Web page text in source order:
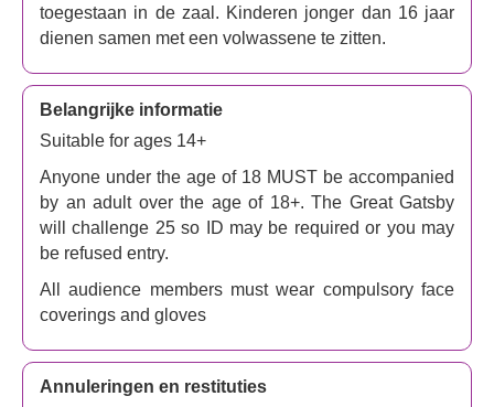
Over De Grote Gatsby
Luhrmann met Leonardo DiCaprio in de hoofdrol als
Gatsby, een enorm populaire immersieve productie in
een gloednieuwe bewerking op de planning voor het
American Repertory Theater, gecreëerd door zangeres
Florence Welch.
De show beleefde zijn wereldpremière in New Jersey,
onder regie van
Dominique Kelly. In 2024 maakte de show een daverend
succes op Broadway, wederom onder regie van Bruni en
met een fantastisch decorontwerp van
Paul Tate dePoo
III.
toegestaan in de zaal. Kinderen jonger dan 16 jaar
dienen samen met een volwassene te zitten.
Belangrijke informatie
Suitable for ages 14+
Anyone under the age of 18 MUST be accompanied
by an adult over the age of 18+. The Great Gatsby
will challenge 25 so ID may be required or you may
be refused entry.
All audience members must wear compulsory face
coverings and gloves
Annuleringen en restituties